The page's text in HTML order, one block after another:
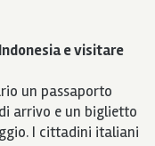
e visitare
un passaporto
arrivo e un biglietto
I cittadini italiani